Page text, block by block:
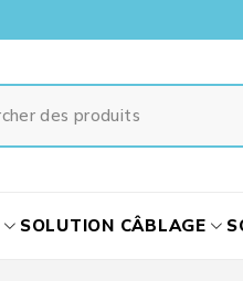
SOLUTION CÂBLAGE